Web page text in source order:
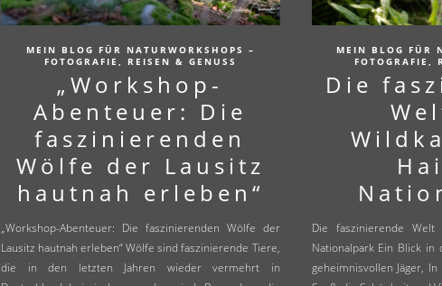
MEIN BLOG FÜR NATURWORKSHOPS –
FOTOGRAFIE, REISEN & GENUSS
„Workshop-
Abenteuer: Die
faszinierenden
Wölfe der Lausitz
hautnah erleben“
„Workshop-Abenteuer: Die faszinierenden Wölfe der
Lausitz hautnah erleben“ Wölfe sind faszinierende Tiere,
die in den letzten Jahren wieder vermehrt in
MEIN BLOG FÜR
FOTOGRAFIE,
Die
Die faszinierende
Nationalpark Ein Blick
geheimnisvollen Jäger,